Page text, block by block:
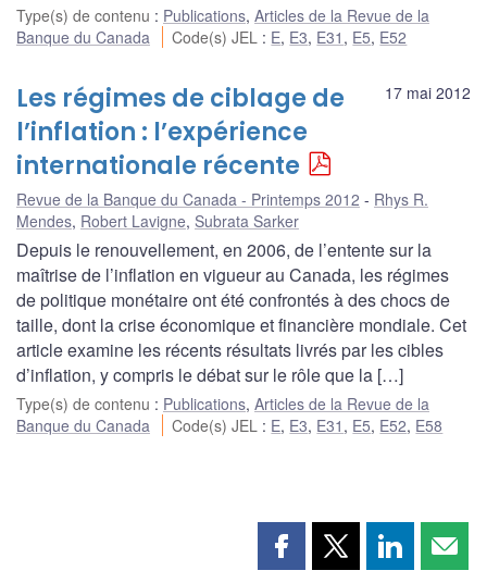
Type(s) de contenu : Publications, Articles de la Revue de la
Banque du Canada
Code(s) JEL : E, E3, E31 , E5, E52
17 mai 2012
Les régimes de ciblage de
l’inflation : l’expérience
internationale récente
Revue de la Banque du Canada - Printemps 2012
Rhys R.
Mendes, Robert Lavigne, Subrata Sarker
Depuis le renouvellement, en 2006, de l’entente sur la
maîtrise de l’inflation en vigueur au Canada, les régimes
de politique monétaire ont été confrontés à des chocs de
taille, dont la crise économique et financière mondiale. Cet
article examine les récents résultats livrés par les cibles
d’inflation, y compris le débat sur le rôle que la […]
Type(s) de contenu : Publications, Articles de la Revue de la
Banque du Canada
Code(s) JEL : E, E3, E31 , E5, E52, E58
PartagerPartagerPartager